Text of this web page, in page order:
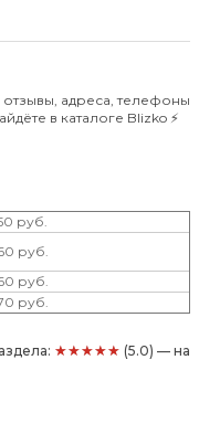
адреса, телефоны
в каталоге Blizko ⚡️
руб.
руб.
руб.
руб.
★★★★★ (5.0) — на